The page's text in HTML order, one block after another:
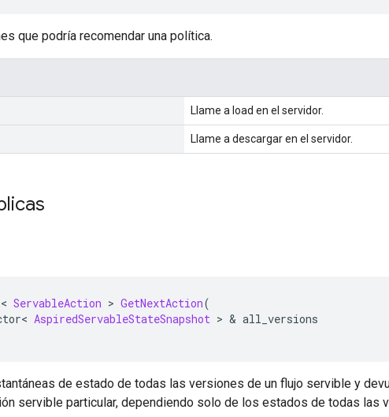
que podría recomendar una política.
Llame a load en el servidor.
Llame a descargar en el servidor.
< ServableAction > GetNextAction(
< AspiredServableStateSnapshot > & all_versions
de estado de todas las versiones de un flujo servible y
servible particular, dependiendo solo de los estados de todas las